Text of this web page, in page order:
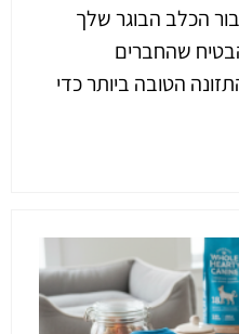
הכלב הבוגר שלך
שהחברים
הטובה ביותר כדי